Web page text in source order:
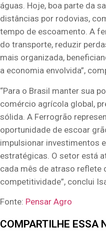
águas. Hoje, boa parte da
distâncias por rodovias,
tempo de escoamento. A
do transporte, reduzir
mais organizada,
a economia envolvida”,
“Para o Brasil manter sua
comércio agrícola global,
sólida. A Ferrogrão
oportunidade de escoar
impulsionar investimentos
estratégicas. O setor está
cada mês de atraso reflete
competitividade”, conclui
Fonte: Pensar Agro
COMPARTILHE ESSA